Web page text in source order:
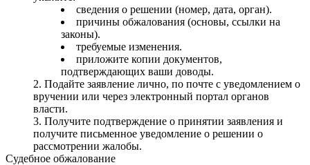
сведения о решении (номер, дата, орган).
причины обжалования (основы, ссылки на
законы).
требуемые изменения.
приложите копии документов,
подтверждающих ваши доводы.
Подайте заявление лично, по почте с уведомлением о
вручении или через электронный портал органов
власти.
Получите подтверждение о принятии заявления и
получите письменное уведомление о решении о
рассмотрении жалобы.
Судебное обжалование